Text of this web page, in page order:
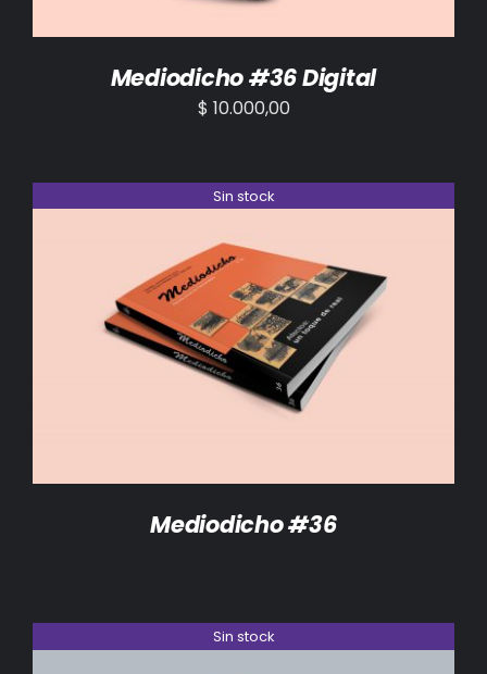
Mediodicho #36 Digital
$ 10.000,00
Sin stock
DETALLES
Mediodicho #36
Sin stock